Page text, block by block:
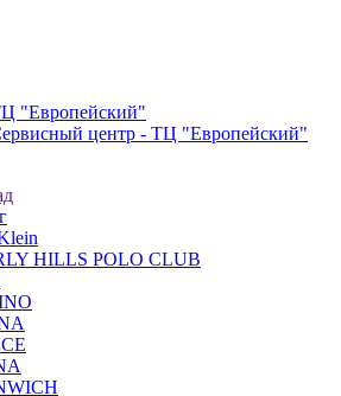
"Европейский"
центр - ТЦ "Европейский"
HILLS POLO CLUB